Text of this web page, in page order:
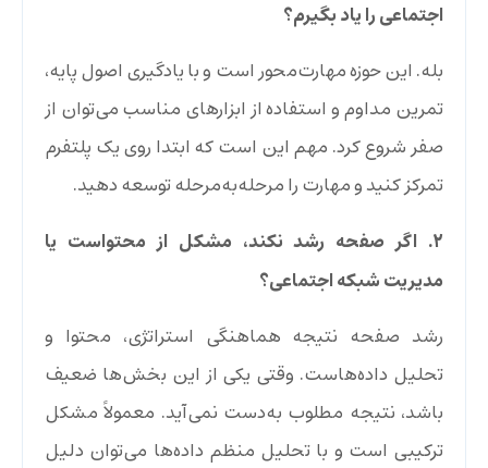
اجتماعی را یاد بگیرم؟
بله. این حوزه مهارت‌محور است و با یادگیری اصول پایه،
تمرین مداوم و استفاده از ابزارهای مناسب می‌توان از
صفر شروع کرد. مهم این است که ابتدا روی یک پلتفرم
تمرکز کنید و مهارت را مرحله‌به‌مرحله توسعه دهید.
۲. اگر صفحه رشد نکند، مشکل از محتواست یا
مدیریت شبکه اجتماعی؟
رشد صفحه نتیجه هماهنگی استراتژی، محتوا و
تحلیل داده‌هاست. وقتی یکی از این بخش‌ها ضعیف
باشد، نتیجه مطلوب به‌دست نمی‌آید. معمولاً مشکل
ترکیبی است و با تحلیل منظم داده‌ها می‌توان دلیل